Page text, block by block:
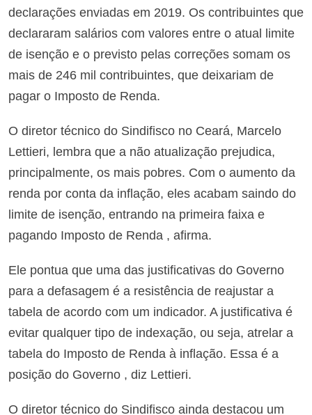
declarações enviadas em 2019. Os contribuintes que
declararam salários com valores entre o atual limite
de isenção e o previsto pelas correções somam os
mais de 246 mil contribuintes, que deixariam de
pagar o Imposto de Renda.
O diretor técnico do Sindifisco no Ceará, Marcelo
Lettieri, lembra que a não atualização prejudica,
principalmente, os mais pobres. Com o aumento da
renda por conta da inflação, eles acabam saindo do
limite de isenção, entrando na primeira faixa e
pagando Imposto de Renda , afirma.
Ele pontua que uma das justificativas do Governo
para a defasagem é a resistência de reajustar a
tabela de acordo com um indicador. A justificativa é
evitar qualquer tipo de indexação, ou seja, atrelar a
tabela do Imposto de Renda à inflação. Essa é a
posição do Governo , diz Lettieri.
O diretor técnico do Sindifisco ainda destacou um